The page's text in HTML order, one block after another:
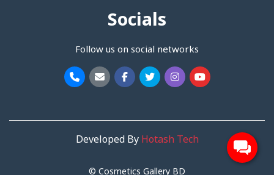
Socials
Follow us on social networks
© Cosmetics Gallery BD
Developed By Hotash Tech